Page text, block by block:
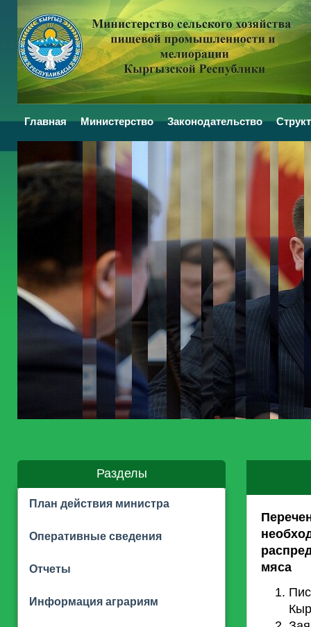
Главная Министерство Законодательство
Разделы
План действия министра
Оперативные сведения
Отчеты
Информация аграриям
мяса